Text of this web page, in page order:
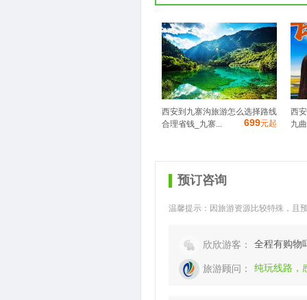
西安到九寨沟旅游怎么选择路线
合理省钱_九寨...
699元起
西
九
预订咨询
温馨提示：因旅游资源比较特殊，且
欣欣游客： 全程有购物
旅游顾问： 纯玩线路，